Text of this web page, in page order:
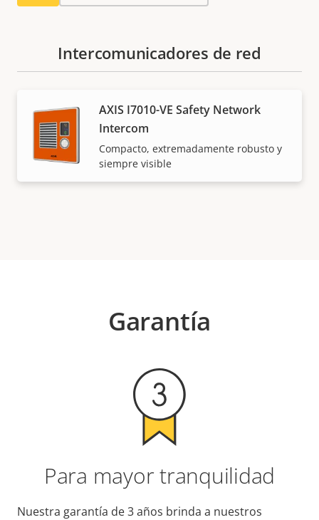
Intercomunicadores de red
AXIS I7010-VE Safety Network
Intercom
Compacto, extremadamente robusto y
siempre visible
Garantía
Para mayor tranquilidad
Nuestra garantía de 3 años brinda a nuestros